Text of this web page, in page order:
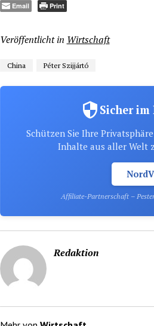
Email
Print
Veröffentlicht in Wirtschaft
China Péter Szijjártó
Sicher
Schützen Sie Ihre
Inhalte aus aller Welt
Affiliate-Partnerschaft –
Redaktion